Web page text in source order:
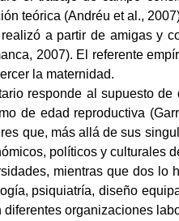
teórica (Andréu et al.,
a partir de amigas y
2007). El referente
la maternidad.
responde al supuesto
de edad reproductiva
que, más allá de sus
políticos y culturales
mientras que dos
psiquiatría, diseño
organizaciones